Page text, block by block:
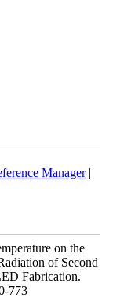
Manager
on the
of Second
Fabrication.
773